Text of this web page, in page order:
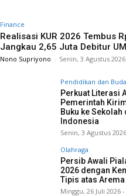
Finance
Realisasi KUR 2026 Tembus
Jangkau 2,65 Juta Debitur
Nono Supriyono - Senin, 3 Agustus
Pendidikan dan
Perkuat Literasi
Pemerintah
Buku ke Sekolah
Indonesia
Senin, 3 Agustus
Olahraga
Persib Awali
2026 dengan
Tipis atas Arema
Minggu, 26 Juli 2026